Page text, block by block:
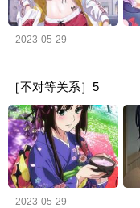
2023-05-29
［不对等关系］5
2023-05-29